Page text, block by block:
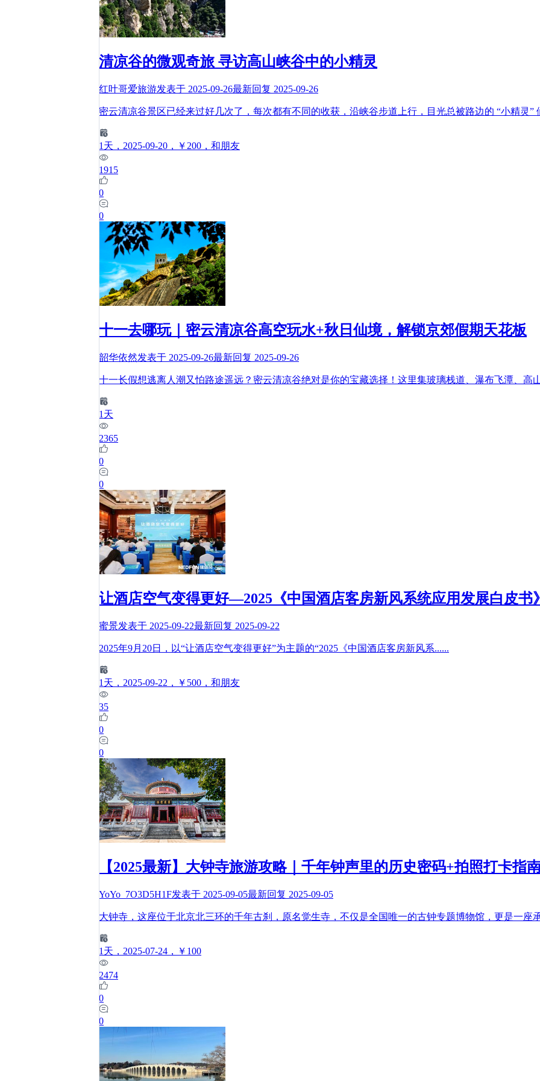
清凉谷的微观奇旅 寻访高山峡谷中的小精灵
红叶哥爱旅游发表于 2025-09-26最新回复 2025-09-26
密云清凉谷景区已经来过好几次了，每次都有不同的收获，沿峡谷步道上行，目光总被路边的 “小精灵”
1 天 ，2025-09-20 ，￥200 ，和朋友
1915
0
0
十一去哪玩｜密云清凉谷高空玩水+秋日仙境，解锁京郊假期天花板
韶华依然发表于 2025-09-26最新回复 2025-09-26
十一长假想逃离人潮又怕路途遥远？密云清凉谷绝对是你的宝藏选择！这里集玻璃栈道、瀑布飞潭、高
1 天
2365
0
0
让酒店空气变得更好—2025《中国酒店客房新风系统应用发展白皮书
蜜景发表于 2025-09-22最新回复 2025-09-22
2025年9月20日，以“让酒店空气变得更好”为主题的“2025《中国酒店客房新风系......
1 天 ，2025-09-22 ，￥500 ，和朋友
35
0
0
【2025最新】大钟寺旅游攻略｜千年钟声里的历史密码+拍照打卡指
YoYo_7O3D5H1F发表于 2025-09-05最新回复 2025-09-05
大钟寺，这座位于北京北三环的千年古刹，原名觉生寺，不仅是全国唯一的古钟专题博物馆，更是一座
1 天 ，2025-07-24 ，￥100
2474
0
0